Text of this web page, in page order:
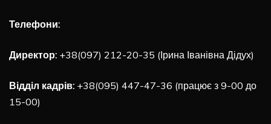
Телефони:
Директор: +38(097) 212-20-35 (Ірина Іванівна Дідух)
Відділ кадрів: +38(095) 447-47-36 (працює з 9-00 до
15-00)